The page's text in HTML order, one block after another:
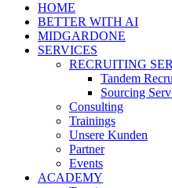
HOME
BETTER WITH AI
MIDGARDONE
SERVICES
RECRUITING
Tandem
Sourcing
Consulting
Trainings
Unsere Kunden
Partner
Events
ACADEMY